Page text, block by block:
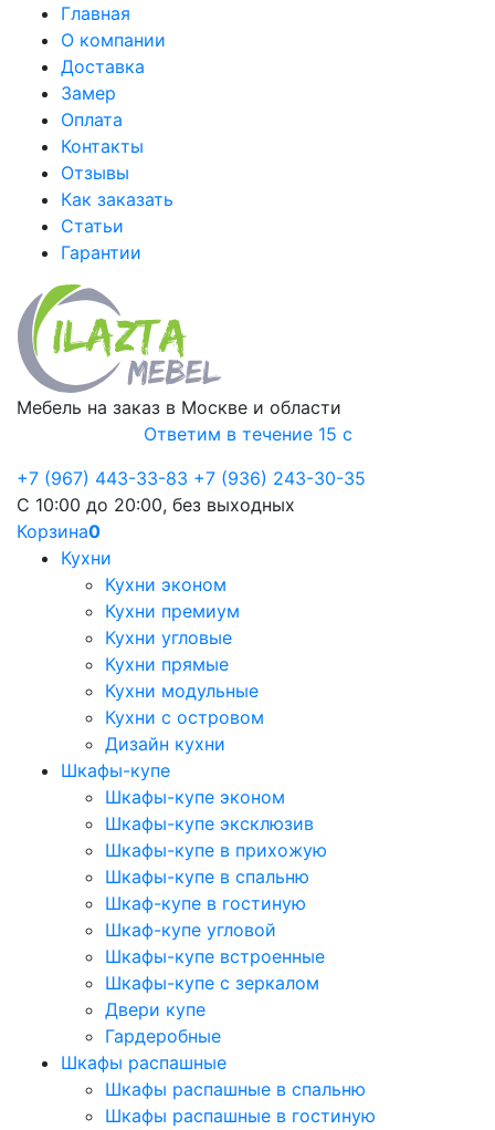
Главная
О компании
Доставка
Замер
Оплата
Контакты
Отзывы
Как заказать
Статьи
Гарантии
Мебель на заказ в Москве и области
Ответим в течение 15 с
+7 (967) 443-33-83 +7 (936) 243-30-35
С 10:00 до 20:00, без выходных
Корзина0
Кухни
Кухни эконом
Кухни премиум
Кухни угловые
Кухни прямые
Кухни модульные
Кухни с островом
Дизайн кухни
Шкафы-купе
Шкафы-купе эконом
Шкафы-купе эксклюзив
Шкафы-купе в прихожую
Шкафы-купе в спальню
Шкаф-купе в гостиную
Шкаф-купе угловой
Шкафы-купе встроенные
Шкафы-купе с зеркалом
Двери купе
Гардеробные
Шкафы распашные
Шкафы распашные в спальню
Шкафы распашные в гостиную